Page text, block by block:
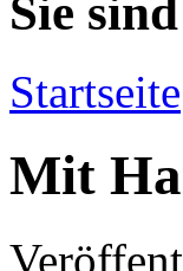
Sie
Startseite
Mit